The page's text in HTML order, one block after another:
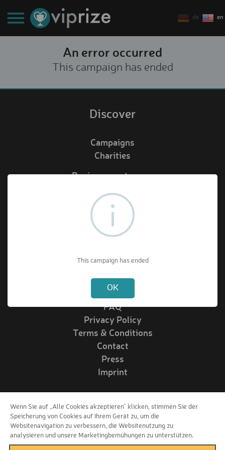
de en
An error occurred
This campaign has ended
Discover
Campaigns
Charities
Business customers
en
About us
How it works
FAQ
Privacy Policy
Terms & Conditions
Contact
Press
Imprint
Follow us!
This campaign has ended
OK
Wenn Sie auf „Alle Cookies akzeptieren“ klicken, stimmen Sie der
Speicherung von Cookies auf Ihrem Gerät zu, um die
Websitenavigation zu verbessern, die Websitenutzung zu
analysieren und unsere Marketingbemühungen zu unterstützen.